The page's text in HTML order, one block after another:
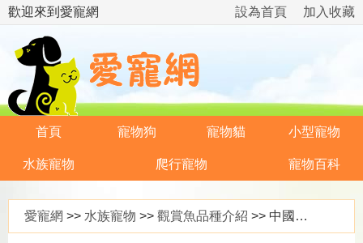
歡迎來到愛寵網 加入收藏
設為首頁
首頁 寵物狗 寵物貓 小型寵物
水族寵物 爬行寵物 寵物百科
愛寵網 >> 水族寵物 >> 觀賞魚品種介紹 >> 中國常見獅子魚種類及特征,如果被獅子魚刺傷怎麼辦